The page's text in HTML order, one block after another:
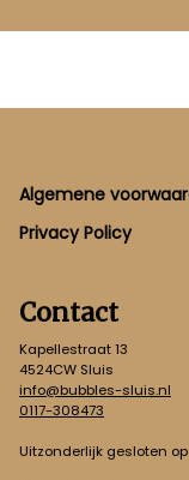
Footer
Algemene
Privacy Policy
Contact
Kapellestraat 13
4524CW Sluis
info@bubbles-sluis.nl
0117-308473
Uitzonderlijk gesloten op